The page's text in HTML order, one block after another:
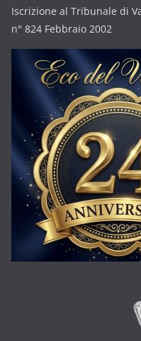
Iscrizione al Tribunale di
n° 824 Febbraio 2002